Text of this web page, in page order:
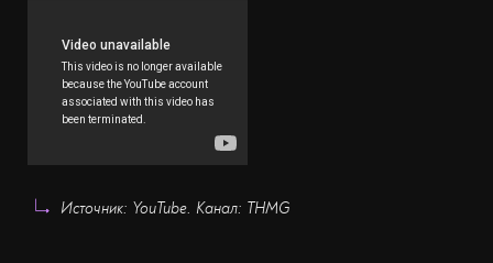
Источник: YouTube. Канал: THMG